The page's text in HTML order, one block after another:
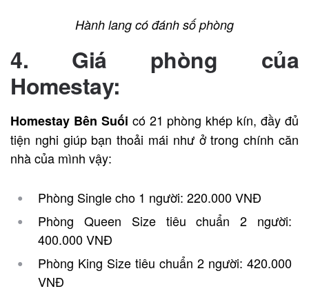
Hành lang có đánh số phòng
4. Giá phòng của
Homestay:
Homestay Bên Suối có 21 phòng khép kín, đầy đủ
tiện nghi giúp bạn thoải mái như ở trong chính căn
nhà của mình vậy:
Phòng Single cho 1 người: 220.000 VNĐ
Phòng Queen Size tiêu chuẩn 2 người:
400.000 VNĐ
Phòng King Size tiêu chuẩn 2 người: 420.000
VNĐ